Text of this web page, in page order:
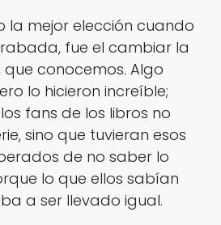
la mejor elección cuando
fue el cambiar la
que conocemos. Algo
lo hicieron increíble;
fans de los libros no
sino que tuvieran esos
de no saber lo
lo que ellos sabían
a ser llevado igual.